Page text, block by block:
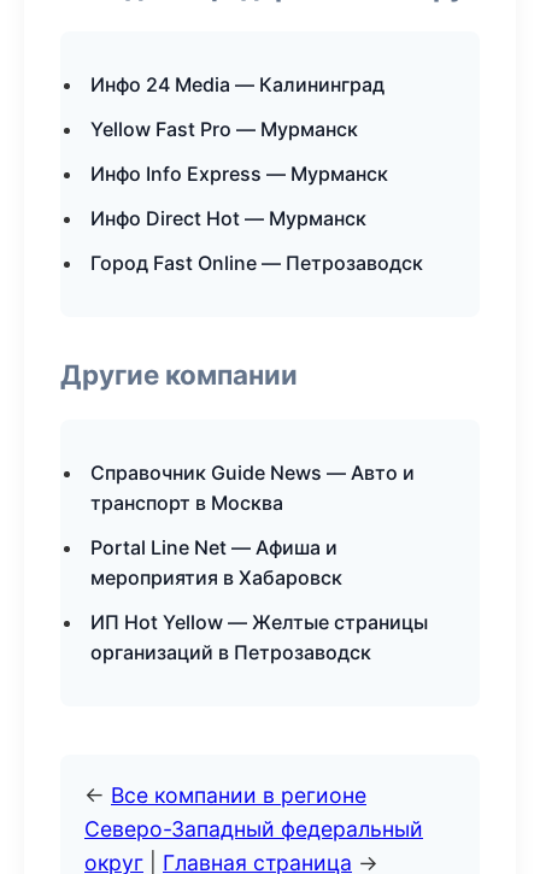
Инфо 24 Media — Калининград
Yellow Fast Pro — Мурманск
Инфо Info Express — Мурманск
Инфо Direct Hot — Мурманск
Город Fast Online — Петрозаводск
Другие компании
Справочник Guide News — Авто и
транспорт в Москва
Portal Line Net — Афиша и
мероприятия в Хабаровск
ИП Hot Yellow — Желтые страницы
организаций в Петрозаводск
← Все компании в регионе
Северо-Западный федеральный
округ
Главная страница →